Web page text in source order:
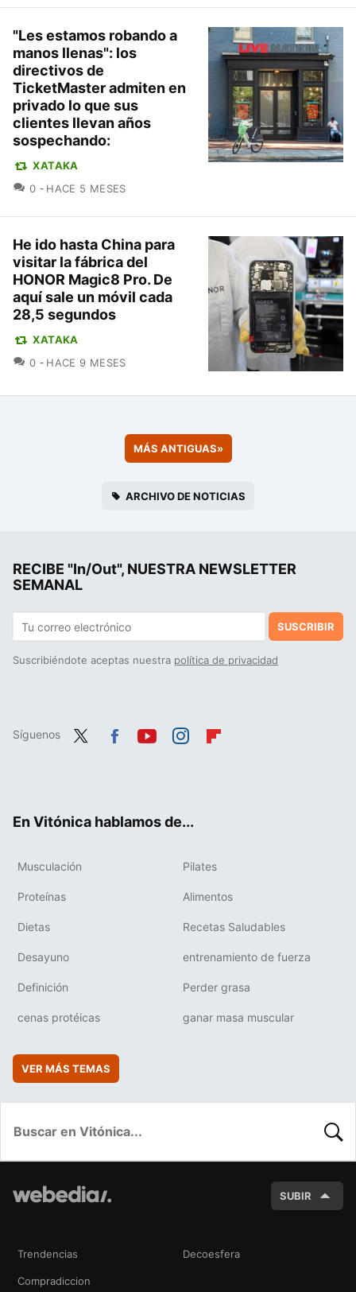
"Les estamos robando a
manos llenas": los
directivos de
TicketMaster admiten en
privado lo que sus
clientes llevan años
sospechando:
XATAKA
0 COMENTARIOS
HACE 5 MESES
He ido hasta China para
visitar la fábrica del
HONOR Magic8 Pro. De
aquí sale un móvil cada
28,5 segundos
XATAKA
0 COMENTARIOS
HACE 9 MESES
MÁS ANTIGUAS»
ARCHIVO DE NOTICIAS
RECIBE "In/Out", NUESTRA NEWSLETTER
SEMANAL
SUSCRIBIR
Suscribiéndote aceptas nuestra política de privacidad
Síguenos
En Vitónica hablamos de...
Musculación Pilates
Proteínas Alimentos
Dietas Recetas Saludables
Desayuno entrenamiento de fuerza
Definición Perder grasa
cenas protéicas ganar masa muscular
VER MÁS TEMAS
SUBIR
Trendencias Decoesfera
Compradiccion